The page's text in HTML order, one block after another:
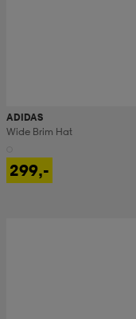
ADIDAS
Wide Brim Hat
299,-